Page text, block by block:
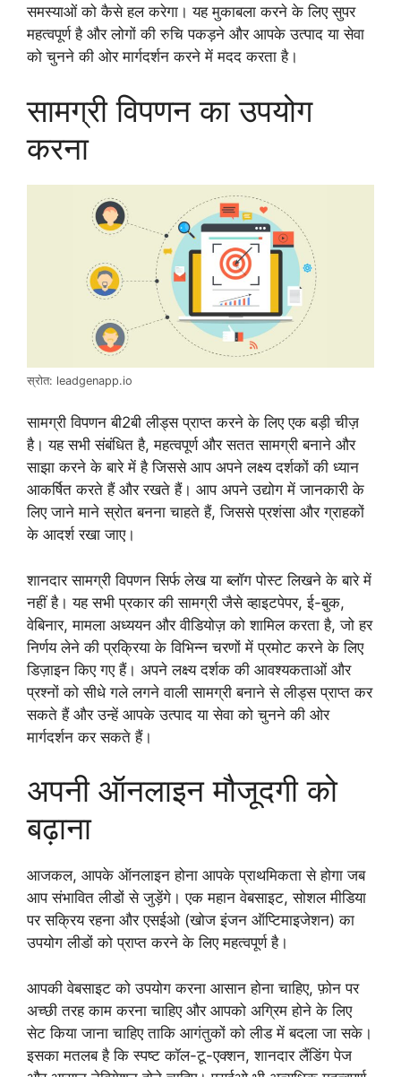
समस्याओं को कैसे हल करेगा। यह मुकाबला करने के लिए सुपर
महत्वपूर्ण है और लोगों की रुचि पकड़ने और आपके उत्पाद या सेवा
को चुनने की ओर मार्गदर्शन करने में मदद करता है।
सामग्री विपणन का उपयोग
करना
स्रोत: leadgenapp.io
सामग्री विपणन बी2बी लीड्स प्राप्त करने के लिए एक बड़ी चीज़
है। यह सभी संबंधित है, महत्वपूर्ण और सतत सामग्री बनाने और
साझा करने के बारे में है जिससे आप अपने लक्ष्य दर्शकों की ध्यान
आकर्षित करते हैं और रखते हैं। आप अपने उद्योग में जानकारी के
लिए जाने माने स्रोत बनना चाहते हैं, जिससे प्रशंसा और ग्राहकों
के आदर्श रखा जाए।
शानदार सामग्री विपणन सिर्फ लेख या ब्लॉग पोस्ट लिखने के बारे में
नहीं है। यह सभी प्रकार की सामग्री जैसे व्हाइटपेपर, ई-बुक,
वेबिनार, मामला अध्ययन और वीडियोज़ को शामिल करता है, जो हर
निर्णय लेने की प्रक्रिया के विभिन्न चरणों में प्रमोट करने के लिए
डिज़ाइन किए गए हैं। अपने लक्ष्य दर्शक की आवश्यकताओं और
प्रश्नों को सीधे गले लगने वाली सामग्री बनाने से लीड्स प्राप्त कर
सकते हैं और उन्हें आपके उत्पाद या सेवा को चुनने की ओर
मार्गदर्शन कर सकते हैं।
अपनी ऑनलाइन मौजूदगी को
बढ़ाना
आजकल, आपके ऑनलाइन होना आपके प्राथमिकता से होगा जब
आप संभावित लीडों से जुड़ेंगे। एक महान वेबसाइट, सोशल मीडिया
पर सक्रिय रहना और एसईओ (खोज इंजन ऑप्टिमाइजेशन) का
उपयोग लीडों को प्राप्त करने के लिए महत्वपूर्ण है।
आपकी वेबसाइट को उपयोग करना आसान होना चाहिए, फ़ोन पर
अच्छी तरह काम करना चाहिए और आपको अग्रिम होने के लिए
सेट किया जाना चाहिए ताकि आगंतुकों को लीड में बदला जा सके।
इसका मतलब है कि स्पष्ट कॉल-टू-एक्शन, शानदार लैंडिंग पेज